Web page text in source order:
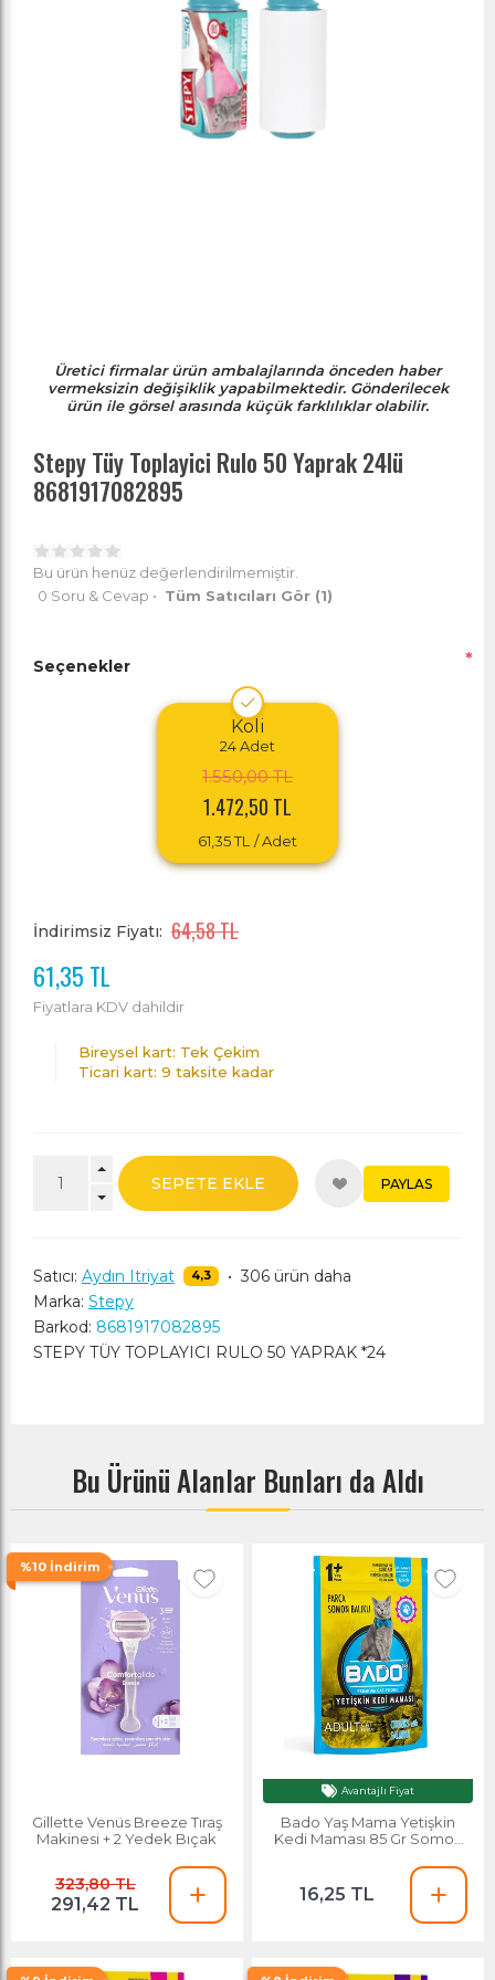
Üretici firmalar ürün ambalajlarında önceden haber
vermeksizin değişiklik yapabilmektedir. Gönderilecek
ürün ile görsel arasında küçük farklılıklar olabilir.
Stepy Tüy Toplayici Rulo 50 Yaprak 24lü
8681917082895
Bu ürün henüz değerlendirilmemiştir.
0 Soru & Cevap • Tüm Satıcıları Gör (1)
Seçenekler *
Koli
24Adet
1.550,00 TL
1.472,50 TL
61,35 TL / Adet
İndirimsiz Fiyatı: 64,58 TL
61,35 TL
Fiyatlara KDV dahildir
Bireysel kart: Tek Çekim
Ticari kart: 9 taksite kadar
SEPETE EKLE PAYLAS
Satıcı: Aydın Itriyat 4,3 • 306 ürün daha
Marka: Stepy
Barkod: 8681917082895
STEPY TÜY TOPLAYICI RULO 50 YAPRAK *24
Bu Ürünü Alanlar Bunları da Aldı
%10 İndirim
Gillette Venüs Breeze Tıraş
Makinesi + 2 Yedek Bıçak
323,80 TL
291,42 TL
Avantajlı Fiyat
Bado Yaş Mama Yetişkin
Kedi Maması 85 Gr Somon
16,25 TL